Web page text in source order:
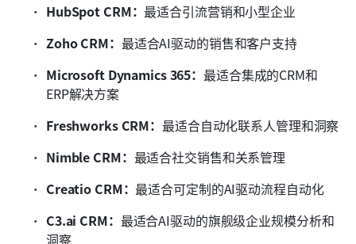
HubSpot CRM：最适合引流营销和小型企业
Zoho CRM： 最适合AI驱动的销售和客户支持
Microsoft Dynamics 365：最适合集成的CRM和
ERP解决方案
Freshworks CRM：最适合自动化联系人管理和洞察
Nimble CRM： 最适合社交销售和关系管理
Creatio CRM：最适合可定制的AI驱动流程自动化
C3.ai CRM： 最适合AI驱动的旗舰级企业规模分析和
洞察